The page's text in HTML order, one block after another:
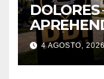
DOLORES
TRAS
4 AGOSTO, 2026